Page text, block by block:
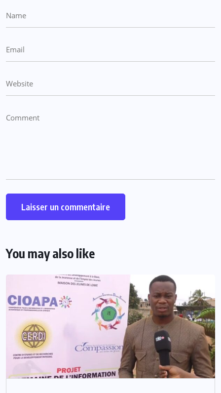
You may also like